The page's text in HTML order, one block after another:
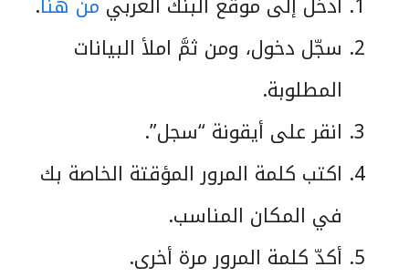
سجّل دخول، ومن ثمَّ املأ البيانات
المطلوبة.
انقر على أيقونة “سجل”.
اكتب كلمة المرور المؤقتة الخاصة بك
في المكان المناسب.
أكدّ كلمة المرور مرة أخرى.